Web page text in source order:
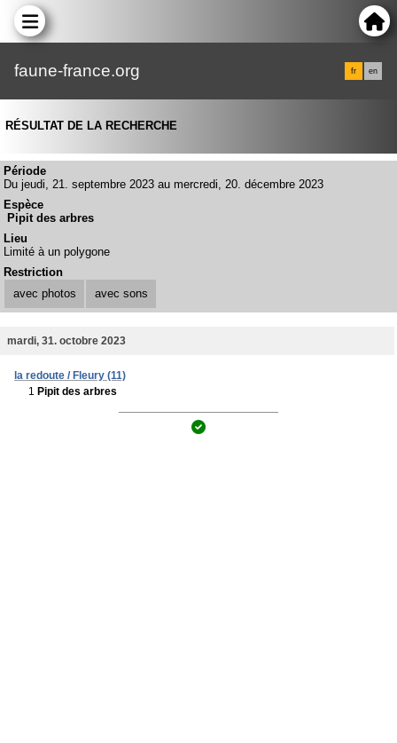
faune-france.org fr en
RÉSULTAT DE LA RECHERCHE
Période
Du jeudi, 21. septembre 2023 au mercredi, 20. décembre 2023
Espèce
Pipit des arbres
Lieu
Limité à un polygone
Restriction
avec photos
avec sons
mardi, 31. octobre 2023
la redoute / Fleury (11)
1 Pipit des arbres